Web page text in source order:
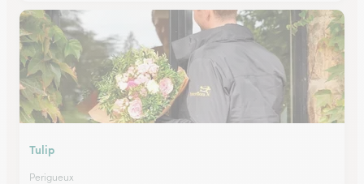
Tulip
Perigueux